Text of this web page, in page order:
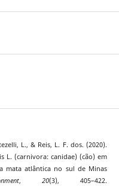
L., & Reis, L. F. dos. (2020).
L. (carnivora: canidae) (cão) em
mata atlântica no sul de Minas
,20(3), 405–422.